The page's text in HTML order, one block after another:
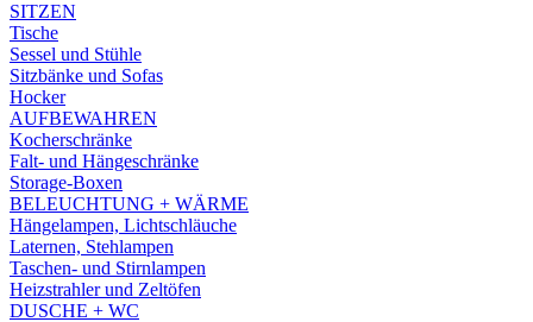
SITZEN
Tische
Sessel und Stühle
Sitzbänke und Sofas
Hocker
AUFBEWAHREN
Kocherschränke
Falt- und Hängeschränke
Storage-Boxen
BELEUCHTUNG + WÄRME
Hängelampen, Lichtschläuche
Laternen, Stehlampen
Taschen- und Stirnlampen
Heizstrahler und Zeltöfen
DUSCHE + WC